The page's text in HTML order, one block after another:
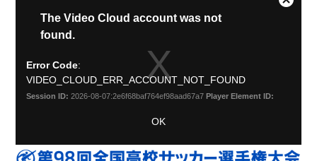
window.
The Video Cloud account was not
found.
Error Code:
VIDEO_CLOUD_ERR_ACCOUNT_NOT_FOUND
Session ID: 2026-08-07:2e6f68baf764ef98aad67a7Player Element ID:
OK
Close